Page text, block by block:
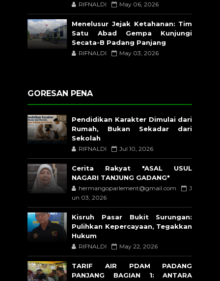
RIFNALDI May 06, 2026
Menelusur Jejak Ketahanan: Tim
Satu Abad Gempa Kunjungi
Secata-B Padang Panjang
RIFNALDI May 03, 2026
GORESAN PENA
Pendidikan Karakter Dimulai dari
Rumah, Bukan Sekadar dari
Sekolah
RIFNALDI Jul 10, 2026
Cerita Rakyat "ASAL USUL
NAGARI TANJUNG GADANG"
hermangoparlement@gmail.com
J
un 03, 2026
Kisruh Pasar Bukit Surungan:
Pulihkan Kepercayaan, Tegakkan
Hukum
RIFNALDI May 22, 2026
TARIF AIR PDAM PADANG
PANJANG BAGIAN 1: ANTARA